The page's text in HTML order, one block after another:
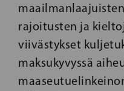
rajoitusten ja
viivästykset
maksukyvyssä